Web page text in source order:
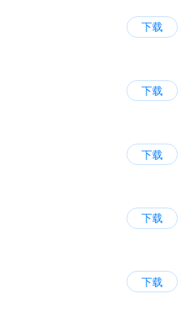
下载
下载
下载
下载
下载